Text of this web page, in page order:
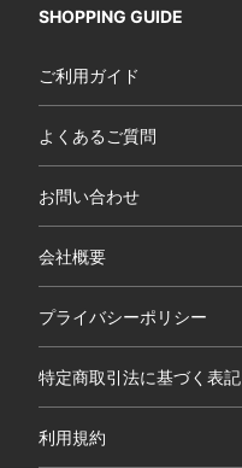
SHOPPING GUIDE
ご利用ガイド
よくあるご質問
お問い合わせ
会社概要
プライバシーポリシー
特定商取引法に基づく表記
利用規約